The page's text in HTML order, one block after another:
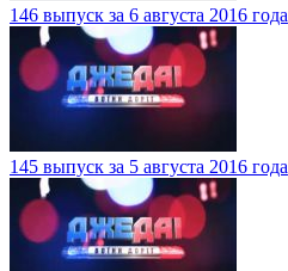
146 выпуск за 6 августа 2016 года
145 выпуск за 5 августа 2016 года